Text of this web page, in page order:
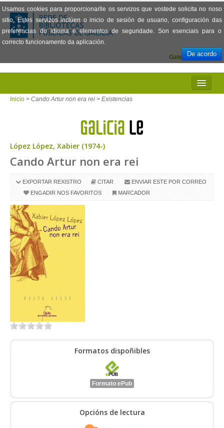
Usamos cookies para proporcionarlle os servizos que vostede solicita no noso
sitio. Estes servizos inclúen o inicio de sesión de usuario, configuración das
preferencias do idioma e elementos de seguridade. Son esenciais para o
correcto funcionamento da aplicación.
De acordo
Español
Galego
INICIO
LECTURA
VISIONADO DE PELÍCULAS
ENTRAR
Inicio > Cando Artur non era rei > Existencias
López López, Xabier (1974-)
Cando Artur non era rei
CITAR ENVIAR ESTE POR CORREO
EXPORTAR REXISTRO
ENGADIR NOS FAVORITOS
MARCADOR
Formatos dispoñibles
Formato ePub
Opcións de lectura